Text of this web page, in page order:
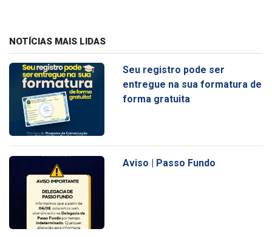
NOTÍCIAS MAIS LIDAS
Seu registro pode ser
entregue na sua formatura de
forma gratuita
Aviso | Passo Fundo